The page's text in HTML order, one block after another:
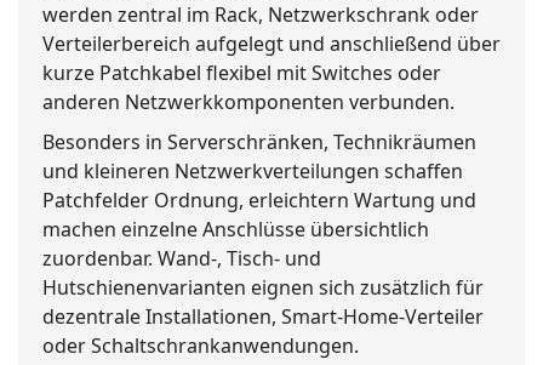
werden zentral im Rack, Netzwerkschrank oder
Verteilerbereich aufgelegt und anschließend über
kurze Patchkabel flexibel mit Switches oder
anderen Netzwerkkomponenten verbunden.
Besonders in Serverschränken, Technikräumen
und kleineren Netzwerkverteilungen schaffen
Patchfelder Ordnung, erleichtern Wartung und
machen einzelne Anschlüsse übersichtlich
zuordenbar. Wand-, Tisch- und
Hutschienenvarianten eignen sich zusätzlich für
dezentrale Installationen, Smart-Home-Verteiler
oder Schaltschrankanwendungen.